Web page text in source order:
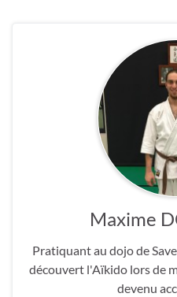
Maxime
Pratiquant au dojo de
découvert l'Aïkido lors de
devenu